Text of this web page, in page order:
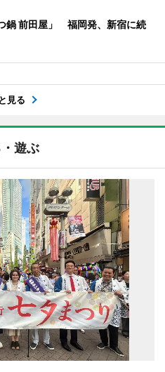
鍋 前田屋」 福岡発、新宿に続
見る
遊ぶ